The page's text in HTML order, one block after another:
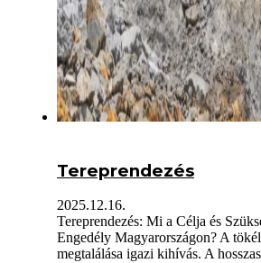
Tereprendezés
2025.12.16.
Tereprendezés: Mi a Célja és
Engedély Magyarországon? A
megtalálása igazi kihívás. A